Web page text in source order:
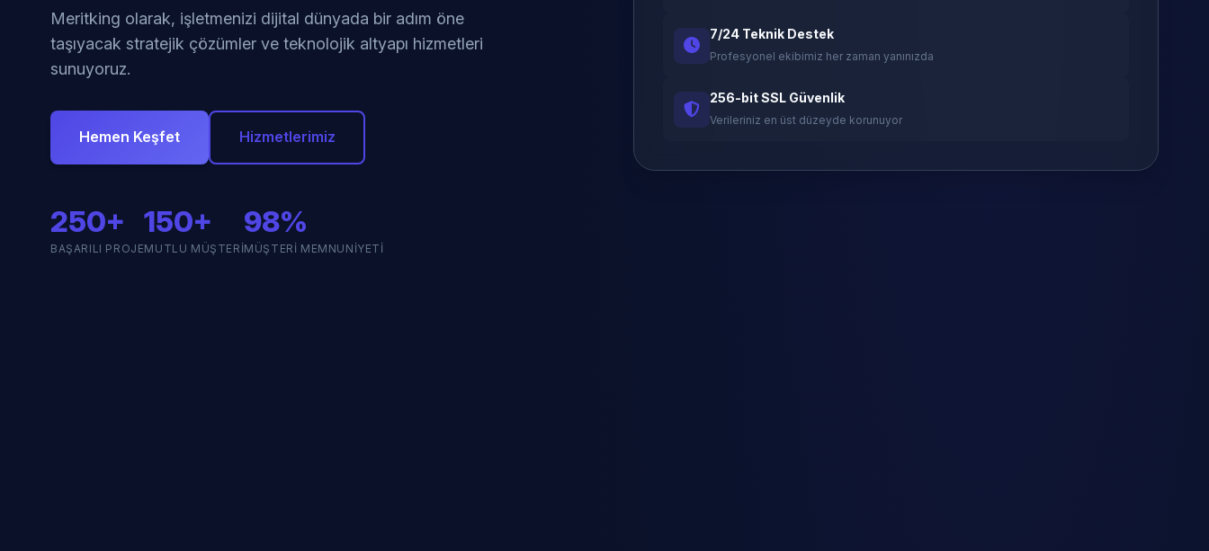
Meritking olarak, işletmenizi dijital dünyada bir adım öne
taşıyacak stratejik çözümler ve teknolojik altyapı hizmetleri
sunuyoruz.
Hemen Keşfet Hizmetlerimiz
250+
BAŞARILI PROJE
150+
MUTLU MÜŞTERI
98%
MÜŞTERI MEMNUNIYETI
7/24 Teknik Destek
Profesyonel ekibimiz her zaman yanınızda
256-bit SSL Güvenlik
Verileriniz en üst düzeyde korunuyor